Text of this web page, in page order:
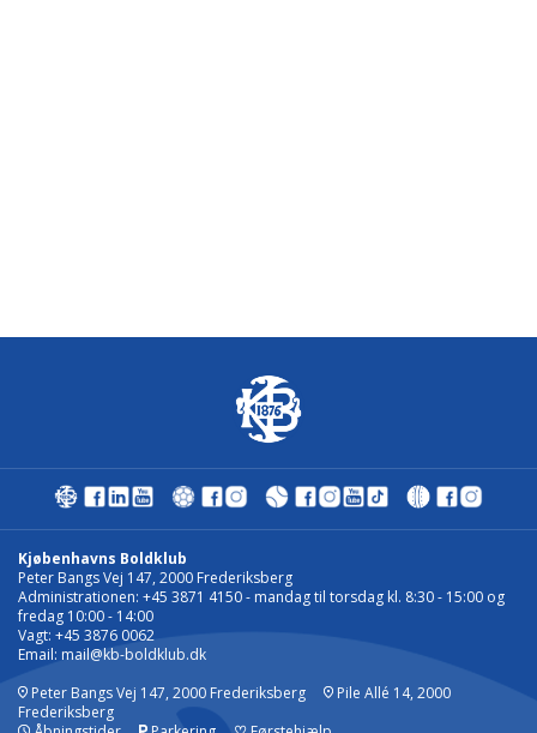
Kjøbenhavns Boldklub
Peter Bangs Vej 147, 2000 Frederiksberg
Administrationen: +45 3871 4150 - mandag til torsdag kl. 8:30 - 15:00 og
fredag 10:00 - 14:00
Vagt: +45 3876 0062
Email: mail@kb-boldklub.dk
Peter Bangs Vej 147, 2000 Frederiksberg
Pile Allé 14, 2000
Frederiksberg